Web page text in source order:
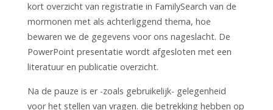
kort overzicht van registratie in FamilySearch van de
mormonen met als achterliggend thema, hoe
bewaren we de gegevens voor ons nageslacht. De
PowerPoint presentatie wordt afgesloten met een
literatuur en publicatie overzicht.
Na de pauze is er -zoals gebruikelijk- gelegenheid
voor het stellen van vragen. die betrekking hebben op